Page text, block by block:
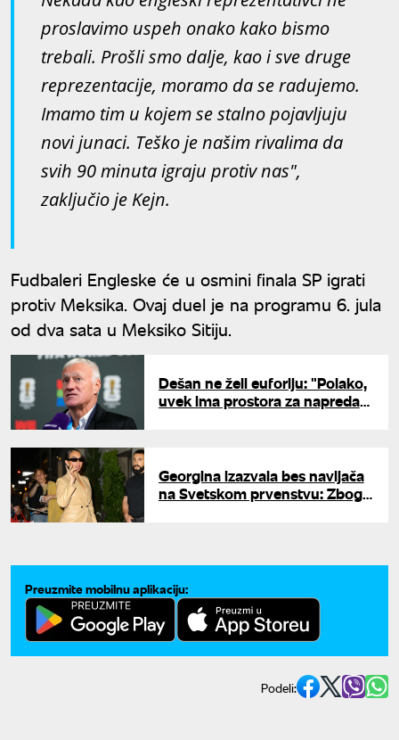
proslavimo uspeh onako kako bismo
trebali. Prošli smo dalje, kao i sve druge
reprezentacije, moramo da se radujemo.
Imamo tim u kojem se stalno pojavljuju
novi junaci. Teško je našim rivalima da
svih 90 minuta igraju protiv nas",
zaključio je Kejn.
Fudbaleri Engleske će u osmini finala SP igrati
protiv Meksika. Ovaj duel je na programu 6. jula
od dva sata u Meksiko Sitiju.
Dešan ne želi euforiju: "Polako,
uvek ima prostora za napredak
Georgina izazvala bes navijača
na Svetskom prvenstvu: Zbog
Preuzmite mobilnu aplikaciju:
Podeli: